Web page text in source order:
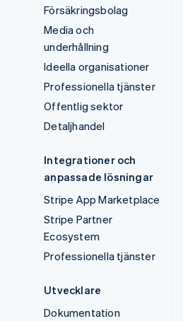
Försäkringsbolag
Media och
underhållning
Ideella organisationer
Professionella tjänster
Offentlig sektor
Detaljhandel
Integrationer och
anpassade lösningar
Stripe App Marketplace
Stripe Partner
Ecosystem
Professionella tjänster
Utvecklare
Dokumentation